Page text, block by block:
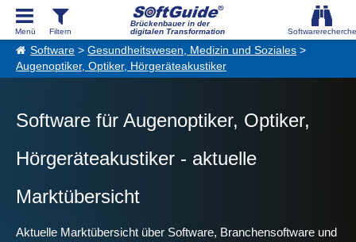
Brückenbauer in der
digitalen Transformation
Software > Gesundheitswesen, Medizin und Soziales >
Augenoptiker, Optiker, Hörgeräteakustiker
Software für Augenoptiker, Optiker,
Hörgeräteakustiker - aktuelle
Marktübersicht
Aktuelle Marktübersicht über Software, Branchensoftware und